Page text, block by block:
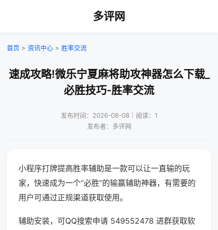
多评网
首页 > 资讯中心 > 胜率交流
速成攻略!微乐宁夏麻将助攻神器怎么下载_
必胜技巧-胜率交流
发布时间：2026-08-08｜阅读：1
发布者：多评网
小程序打牌提高胜率辅助是一款可以让一直输的玩
家，快速成为一个“必胜”的输赢辅助神器，有需要的
用户可通过正规渠道获取使用。
辅助安装，可QQ搜索申请 549552478 进群获取软